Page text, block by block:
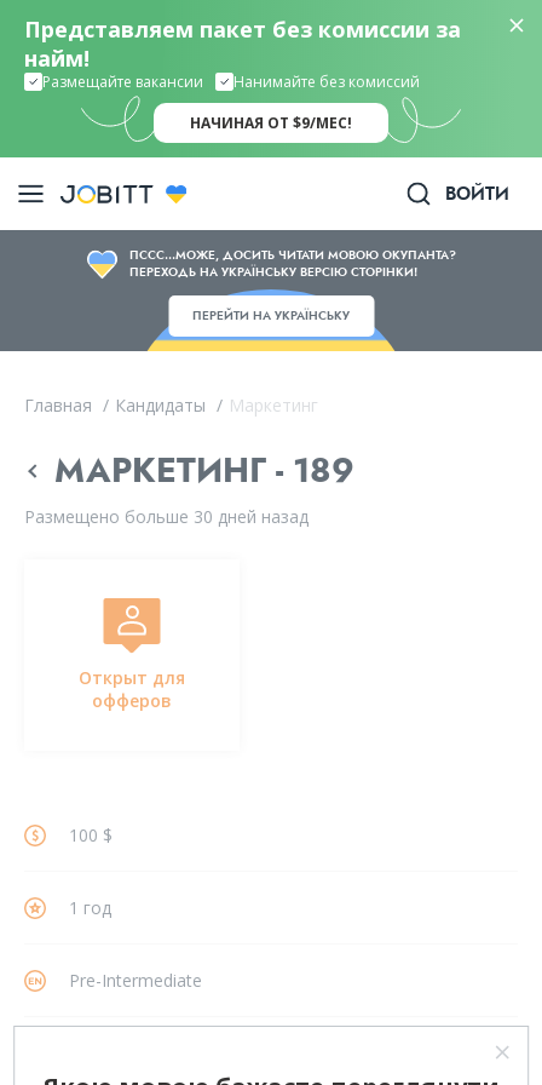
Представляем пакет без комиссии за
найм!
Размещайте вакансии Нанимайте без комиссий
НАЧИНАЯ ОТ $9/МЕС!
ВОЙТИ
ПССС...МОЖЕ, ДОСИТЬ ЧИТАТИ МОВОЮ ОКУПАНТА?
ПЕРЕХОДЬ НА УКРАЇНСЬКУ ВЕРСІЮ СТОРІНКИ!
ПЕРЕЙТИ НА УКРАЇНСЬКУ
Главная / Кандидаты / Маркетинг
МАРКЕТИНГ - 189
Размещено больше 30 дней назад
Открыт для
офферов
100 $
1 год
Pre-Intermediate
РАССМОТРЕНИЕ ВАРИАНТОВ